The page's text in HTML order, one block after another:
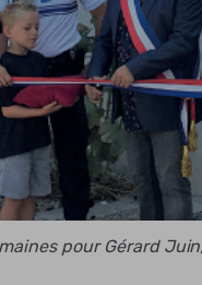
pour Gérard